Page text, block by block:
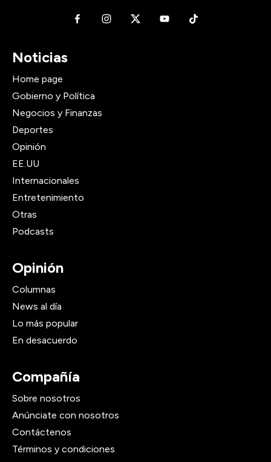
Noticias
Home page
Gobierno y Política
Negocios y Finanzas
Deportes
Opinión
EE.UU
Internacionales
Entretenimiento
Otras
Podcasts
Opinión
Columnas
News al día
Lo más popular
En desacuerdo
Compañía
Sobre nosotros
Anúnciate con nosotros
Contáctenos
Términos y condiciones